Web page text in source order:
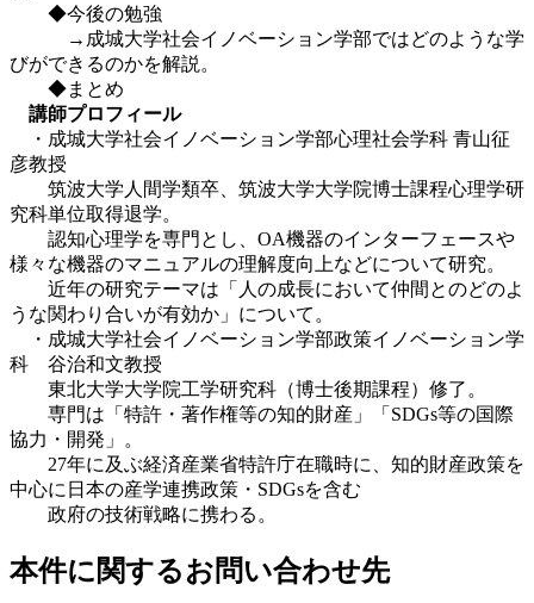
◆今後の勉強
→成城大学社会イノベーション学部ではどのような学
びができるのかを解説。
◆まとめ
講師プロフィール
・成城大学社会イノベーション学部心理社会学科 青山征
彦教授
筑波大学人間学類卒、筑波大学大学院博士課程心理学研
究科単位取得退学。
認知心理学を専門とし、OA機器のインターフェースや
様々な機器のマニュアルの理解度向上などについて研究。
近年の研究テーマは「人の成長において仲間とのどのよ
うな関わり合いが有効か」について。
・成城大学社会イノベーション学部政策イノベーション学
科 谷治和文教授
東北大学大学院工学研究科（博士後期課程）修了。
専門は「特許・著作権等の知的財産」「SDGs等の国際
協力・開発」。
27年に及ぶ経済産業省特許庁在職時に、知的財産政策を
中心に日本の産学連携政策・SDGsを含む
政府の技術戦略に携わる。
本件に関するお問い合わせ先